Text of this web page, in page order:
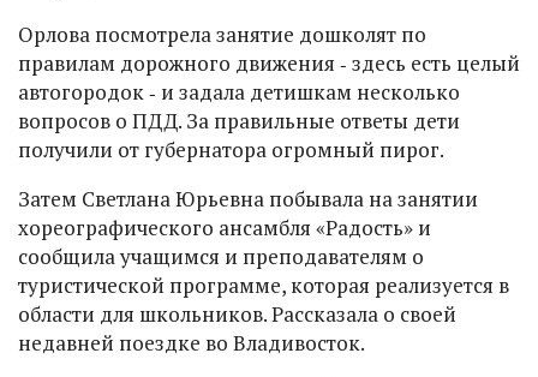
Орлова посмотрела занятие дошколят по
правилам дорожного движения ‑ здесь есть целый
автогородок ‑ и задала детишкам несколько
вопросов о ПДД. За правильные ответы дети
получили от губернатора огромный пирог.
Затем Светлана Юрьевна побывала на занятии
хореографического ансамбля «Радость» и
сообщила учащимся и преподавателям о
туристической программе, которая реализуется в
области для школьников. Рассказала о своей
недавней поездке во Владивосток.